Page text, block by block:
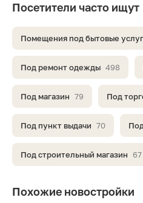
Посетители часто ищут
Помещения под бытовые
Под ремонт одежды 498
Под магазин 79 Под
Под пункт выдачи 70
Под строительный магазин 67
Похожие новостройки